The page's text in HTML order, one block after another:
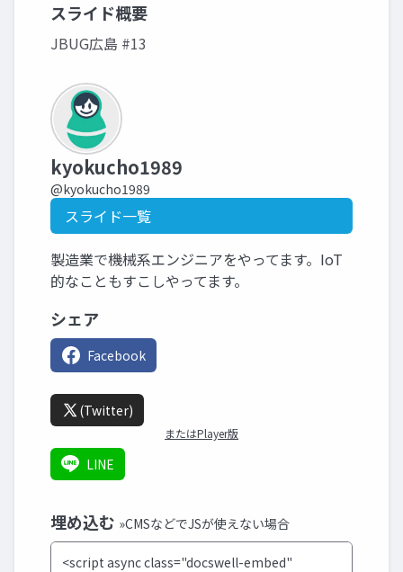
スライド概要
JBUG広島 #13
kyokucho1989
@kyokucho1989
スライド一覧
製造業で機械系エンジニアをやってます。IoT
的なこともすこしやってます。
シェア
Facebook
(Twitter)
またはPlayer版
LINE
埋め込む »CMSなどでJSが使えない場合